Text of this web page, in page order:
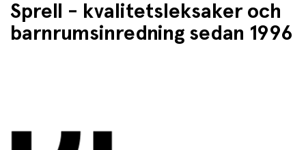
Sprell - kvalitetsleksaker och
barnrumsinredning sedan 1996